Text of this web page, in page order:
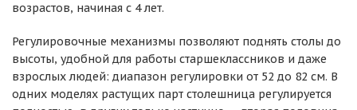
возрастов, начиная с 4 лет.
Регулировочные механизмы позволяют поднять столы до
высоты, удобной для работы старшеклассников и даже
взрослых людей: диапазон регулировки от 52 до 82 см. В
одних моделях растущих парт столешница регулируется